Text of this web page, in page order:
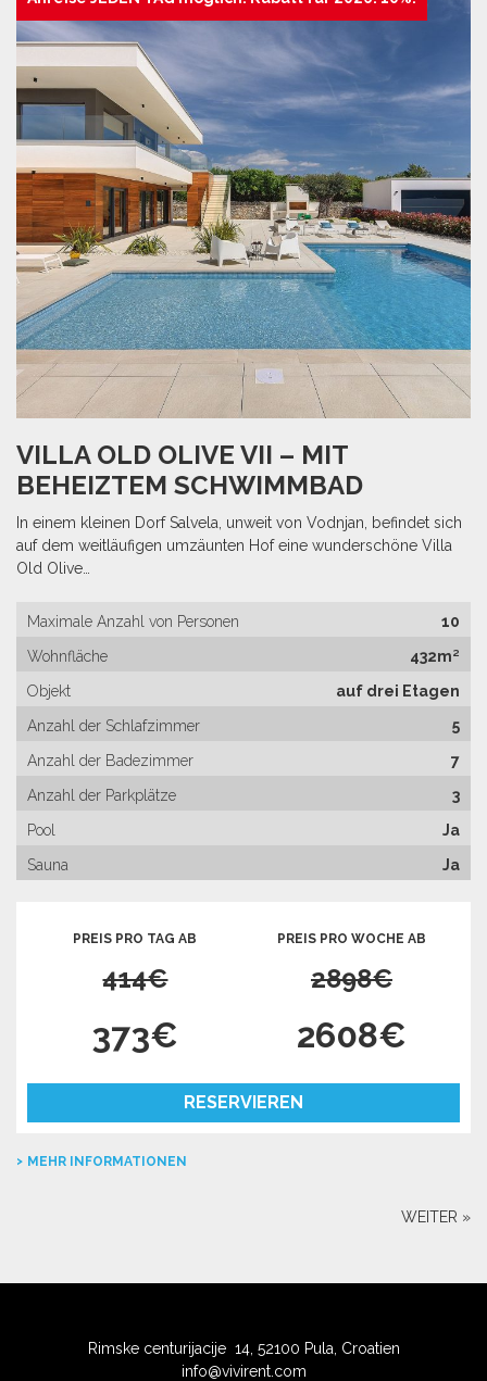
VILLA OLD OLIVE VII – MIT
BEHEIZTEM SCHWIMMBAD
In einem kleinen Dorf Salvela, unweit von Vodnjan, befindet sich
auf dem weitläufigen umzäunten Hof eine wunderschöne Villa
Old Olive…
Maximale Anzahl von Personen
10
Wohnfläche
432m²
Objekt
auf drei Etagen
Anzahl der Schlafzimmer
5
Anzahl der Badezimmer
7
Anzahl der Parkplätze
3
Pool
Ja
Sauna
Ja
PREIS PRO TAG AB
414€
PREIS PRO WOCHE AB
2898€
373€ 2608€
RESERVIEREN
MEHR INFORMATIONEN
WEITER »
Rimske centurijacije 14, 52100 Pula, Croatien
info@vivirent.com